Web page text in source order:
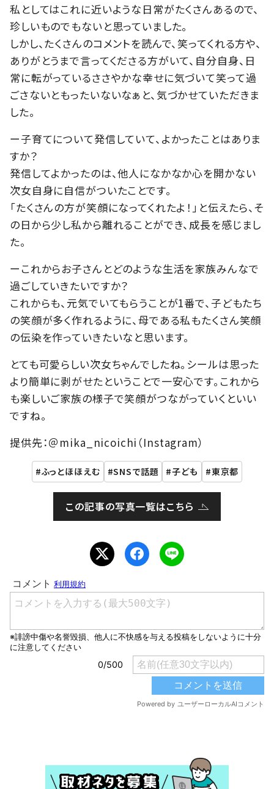
私としてはこれに近いような日常がたくさんあるので、
珍しいものでもないと思っていました。
しかし、たくさんのコメントを読んで、笑ってくれる方や、
ありがとうまで言ってくださる方がいて、自分自身、日
常に転がっているささやかな幸せに気づいて笑って過
ごさないともったいないなぁと、気づかせていただきま
した。
ー子育てについて発信していて、よかったことはありま
すか？
発信してよかったのは、他人になかなか心を開かない
次女自身に自信がついたことです。
「たくさんの方が笑顔になってくれたよ！」と伝えたら、そ
の日から少し私から離れることができ、成長を感じまし
た。
ーこれからお子さんとどのような生活を家族みんなで
過ごしていきたいですか？
これからも、元気でいてもらうことが1番で、子どもたち
の笑顔が多く作れるように、母である私もたくさん笑顔
の伝染を作っていきたいなと思います。
とても可愛らしい次女ちゃんでしたね。シールは思った
より簡単に剥がせたということで一安心です。これから
も楽しいご家族の様子で笑顔がつながっていくといい
ですね。
提供先：＠mika_nicoichi（Instagram）
ふっとほほえむ SNSで話題 子ども 東京都
この記事の写真一覧はこちら